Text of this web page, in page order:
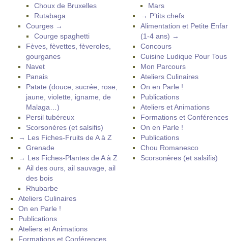
Choux de Bruxelles
Rutabaga
Courges →
Courge spaghetti
Fèves, fèvettes, fèveroles,
gourganes
Navet
Panais
Patate (douce, sucrée, rose,
jaune, violette, igname, de
Malaga…)
Persil tubéreux
Scorsonères (et salsifis)
→ Les Fiches-Fruits de A à Z
Grenade
→ Les Fiches-Plantes de A à Z
Ail des ours, ail sauvage, ail
des bois
Rhubarbe
Ateliers Culinaires
On en Parle !
Publications
Ateliers et Animations
Formations et Conférences
Mars
→ P’tits chefs
Alimentation et Petite
(1-4 ans) →
Concours
Cuisine Ludique Pour
Mon Parcours
Ateliers Culinaires
On en Parle !
Publications
Ateliers et Animations
Formations et Conférences
On en Parle !
Publications
Chou Romanesco
Scorsonères (et salsifis)